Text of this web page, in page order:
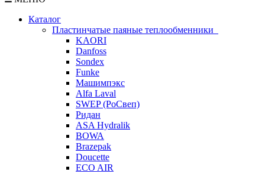
Каталог
Пластинчатые паяные теплообменники
KAORI
Danfoss
Sondex
Funke
Машимпэкс
Alfa Laval
SWEP (РоСвеп)
Ридан
ASA Hydralik
BOWA
Brazepak
Doucette
ECO AIR